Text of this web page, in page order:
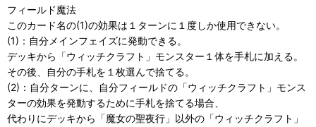
フィールド魔法
このカード名の(1)の効果は１ターンに１度しか使用できない。
(1)：自分メインフェイズに発動できる。
デッキから「ウィッチクラフト」モンスター１体を手札に加える。
その後、自分の手札を１枚選んで捨てる。
(2)：自分ターンに、自分フィールドの「ウィッチクラフト」モンス
ターの効果を発動するために手札を捨てる場合、
代わりにデッキから「魔女の聖夜行」以外の「ウィッチクラフト」